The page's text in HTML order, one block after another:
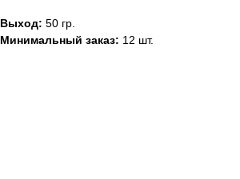
Выход: 50 гр.
Минимальный заказ: 12 шт.